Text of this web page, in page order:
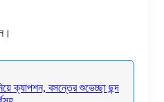
ক্যাপশন, বসন্তের শুভেচ্ছা ছন্দ